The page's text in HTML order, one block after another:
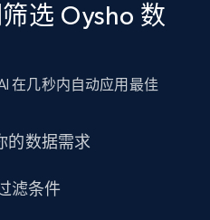
Description, Detailed
选 Oysho 数
在几秒内自动应用最佳
的数据需求
滤条件